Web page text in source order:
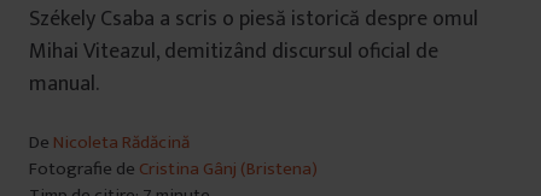
Székely Csaba a scris o piesă istorică despre omul
Mihai Viteazul, demitizând discursul oficial de
manual.
De Nicoleta Rădăcină
Fotografie de Cristina Gânj (Bristena)